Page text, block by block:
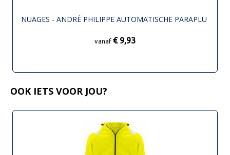
NUAGES - ANDRÉ PHILIPPE AUTOMATISCHE PARAPLU
vanaf € 9,93
OOK IETS VOOR JOU?